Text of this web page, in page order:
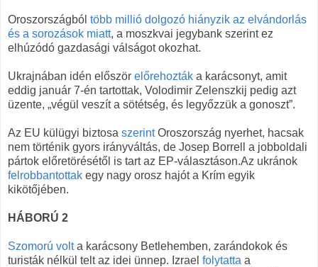
Oroszországból több millió dolgozó hiányzik az elvándorlás
és a sorozások miatt, a moszkvai jegybank szerint ez
elhúzódó gazdasági válságot okozhat.
Ukrajnában idén először előrehozták a karácsonyt, amit
eddig január 7-én tartottak, Volodimir Zelenszkij pedig azt
üzente, „végül veszít a sötétség, és legyőzzük a gonoszt”.
Az EU külügyi biztosa szerintOroszország nyerhet, hacsak
nem történik gyors irányváltás, de Josep Borrell a jobboldali
pártok előretörésétől is tart az EP-választáson.Az ukránok
felrobbantottak egy nagy orosz hajót a Krím egyik
kikötőjében.
HÁBORÚ 2
Szomorú volta karácsony Betlehemben, zarándokok és
turisták nélkül telt az idei ünnep. Izrael folytatta a